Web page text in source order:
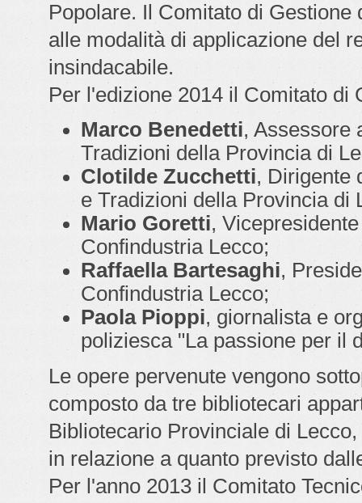
Popolare. Il Comitato di
alle modalità di applicazione del
insindacabile.
Per l'edizione 2014 il Comitato di
Marco Benedetti, Assessore
Tradizioni della Provincia di
Clotilde Zucchetti, Dirigente
e Tradizioni della Provincia di
Mario Goretti,
Confindustria Lecco;
Raffaella Bartesaghi,
Confindustria Lecco;
Paola Pioppi, giornalista e
poliziesca "La passione per il
Le opere pervenute vengono
composto da tre bibliotecari
Bibliotecario Provinciale di
in relazione a quanto previsto
Per l'anno 2013 il Comitato